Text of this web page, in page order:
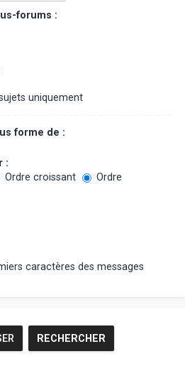
forums :
uniquement
forme de :
:
Ordre croissant
Ordre
caractères des messages